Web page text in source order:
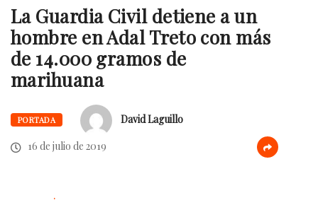
La Guardia Civil detiene a un
hombre en Adal Treto con más
de 14.000 gramos de
marihuana
PORTADA
David Laguillo
16 de julio de 2019
.